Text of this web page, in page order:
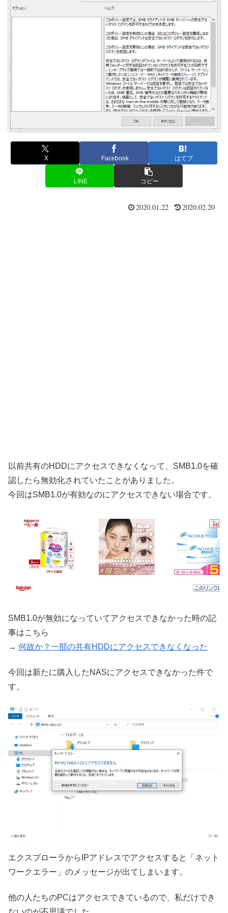
X Facebook はてブ
LINE コピー
2020.01.22 2020.02.20
以前共有のHDDにアクセスできなくなって、SMB1.0を確
認したら無効化されていたことがありました。
今回はSMB1.0が有効なのにアクセスできない場合です。
SMB1.0が無効になっていてアクセスできなかった時の記
事はこちら
→ 何故か？一部の共有HDDにアクセスできなくなった
今回は新たに購入したNASにアクセスできなかった件で
す。
エクスプローラからIPアドレスでアクセスすると「ネット
ワークエラー」のメッセージが出てしまいます。
他の人たちのPCはアクセスできているので、私だけでき